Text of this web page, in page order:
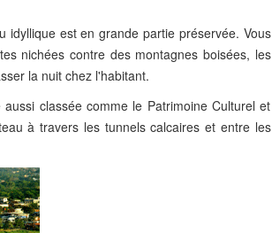
est en grande partie préservée. Vous
nichées contre des montagnes boisées, les
la nuit chez l'habitant.
classée comme le Patrimoine Culturel et
à travers les tunnels calcaires et entre les